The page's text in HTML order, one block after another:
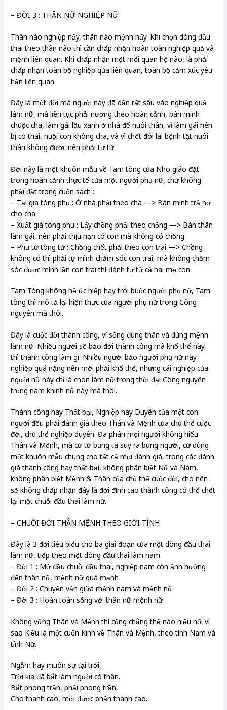
– ĐỜI 3 : THÂN NỮ NGHIỆP NỮ
Thân nào nghiệp nấy, thân nào mệnh nấy. Khi chọn dòng đầu
thai theo thân nào thì cần chấp nhận hoàn toàn nghiệp quả và
mệnh liên quan. Khi chấp nhận một mối quan hệ nào, là phải
chấp nhận toàn bộ nghiệp qủa liên quan, toàn bộ cảm xúc yêu
hận liên quan.
Đây là một đời mà người này đã dấn rất sâu vào nghiệp quả
làm nữ, mà liên tục phải nương theo hoàn cảnh, bán mình
chuộc cha, làm gái lầu xanh ở nhà để nuôi thân, vì làm gái nên
bị có thai, nuội con không cha, và vì chết đói lai bệnh tật nuôi
thân không được nên phải tự tử.
Đời này là một khuôn mẫu về Tam tòng của Nho giáo đặt
trong hoàn cảnh thực tế của một người phụ nữ, chứ không
phải đặt trong cuốn sách :
– Tại gia tòng phụ : Ở nhà phải theo cha —> Bán mình trả nợ
cho cha
– Xuất giá tòng phu : Lấy chồng phải theo chồng —> Bán thân
làm gái, nên phải chịu nạn có con mà không có chồng
– Phu tử tòng tử : Chồng chết phải theo con trai —> Chồng
không có thì phải tự mình chăm sóc con trai, mà không chăm
sóc được mình lần con trai thì đành tự tử cả hai mẹ con
Tam Tòng không hề ức hiếp hay trói buộc người phụ nữ, Tam
tòng thì mô tả lại hiện thực của người phụ nữ trong Công
nguyên mà thôi.
Đây là cuộc đời thành công, vì sống đúng thân và đúng mệnh
làm nữ. Nhiều người sẽ bảo đời thành công mà khổ thế này,
thì thành công làm gì. Nhiều người bảo người phụ nữ này
nghiệp quá nặng nên mới phải khổ thế, nhưng cái nghiệp của
người nữ này chỉ là chon làm nữ trong thời đại Công nguyên
trọng nam khinh nữ này mà thôi.
Thành công hay Thất bại, Nghiệp hay Duyên của một con
người đều phải đánh giá theo Thân và Mệnh của chủ thể cuộc
đời, chủ thể nghiệp duyên. Đa phân mọi người không hiểu
Thân và Mệnh, mà cứ từ bụng ta suy ra bụng người, cứ dùng
một khuôn mẫu chung cho tất cả mọi đánh giá, trong các đánh
giá thành công hay thất bại, không phân biệt Nữ và Nam,
không phân biệt Mệnh & Thân của chủ thể cuộc đời, cho nên
sẽ không chấp nhận đây là đời đỉnh cao thành công có thể chốt
lại một chuỗi đầu thai làm nữ.
– CHUỒI ĐỜI THÂN MỆNH THEO GIỚI TÍNH
Đây là 3 đời tiêu biểu cho ba giai đoạn của một dòng đầu thai
làm nữ, tiếp theo một dòng đầu thai làm nam
– Đời 1 : Mở đầu chuỗi đầu thai, nghiệp nam còn ảnh hưởng
đến thân nữ, mệnh nữ quá mạnh
– Đời 2 : Chuyển vận giữa mệnh nam và mệnh nữ
– Đời 3 : Hoàn toàn sống với thân nữ mệnh nữ
Không vững Thân và Mệnh thì cũng chẳng thể nào hiểu nổi vì
sao Kiều là một cuốn Kinh về Thân và Mệnh, theo tính Nam và
tính Nữ.
Ngẫm hay muôn sự tại trời,
Trời kia đã bắt làm người có thân.
Bắt phong trần, phải phong trần,
Cho thanh cao, mới được phần thanh cao.